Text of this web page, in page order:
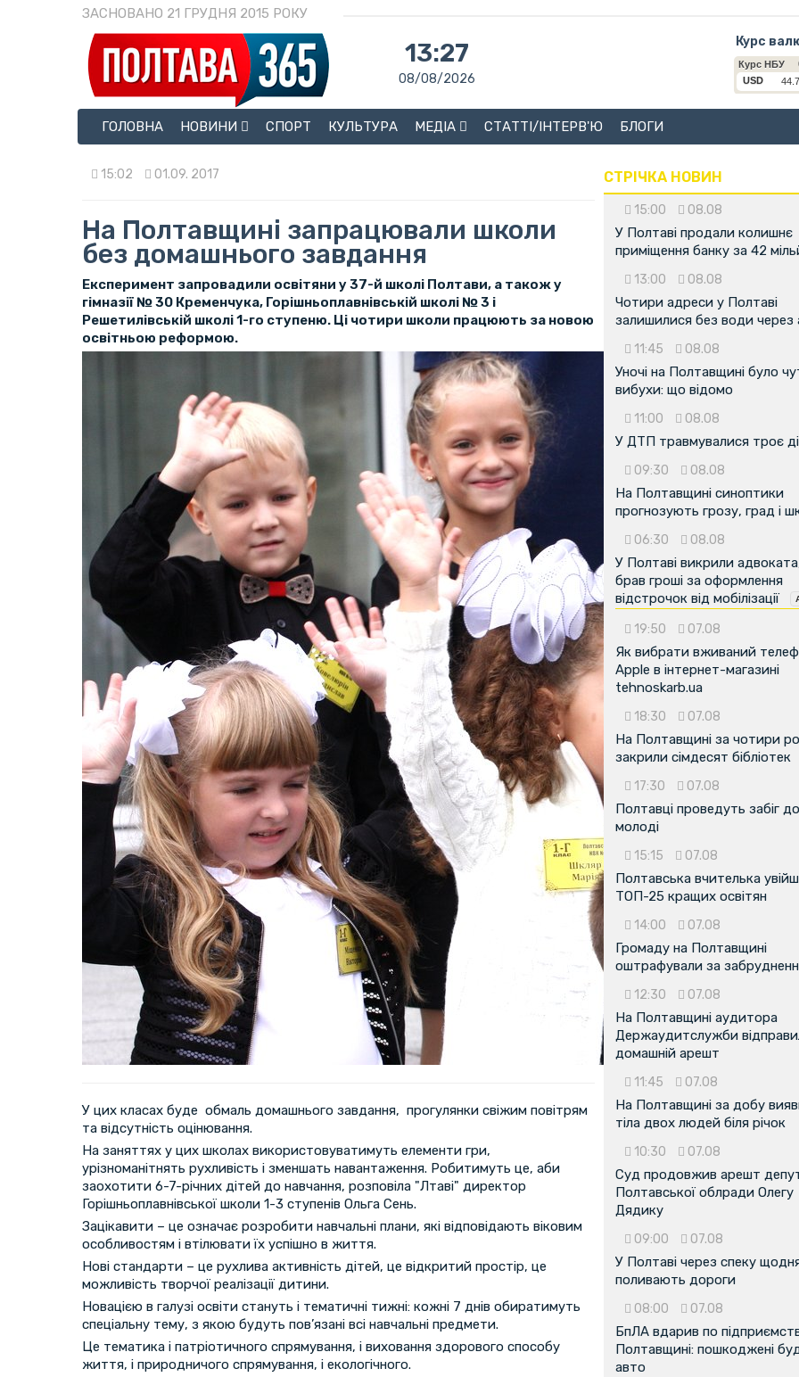
ЗАСНОВАНО 21 ГРУДНЯ 2015 РОКУ
13:27
08/08/2026
Курс
ГОЛОВНА
НОВИНИ СПОРТ КУЛЬТУРА МЕДІА СТАТТІ/ІНТЕРВ'Ю БЛОГИ
15:02 01.09. 2017
На Полтавщині запрацювали школи
без домашнього завдання
Експеримент запровадили освітяни у 37-й школі Полтави, а також у
гімназії № 30 Кременчука, Горішньоплавнівській школі № 3 і
Решетилівській школі 1-го ступеню. Ці чотири школи працюють за новою
освітньою реформою.
У цих класах буде обмаль домашнього завдання, прогулянки свіжим повітрям
та відсутність оцінювання.
На заняттях у цих школах використовуватимуть елементи гри,
урізноманітнять рухливість і зменшать навантаження. Робитимуть це, аби
заохотити 6-7-річних дітей до навчання, розповіла "Лтаві" директор
Горішньоплавнівської школи 1-3 ступенів Ольга Сень.
Зацікавити – це означає розробити навчальні плани, які відповідають віковим
особливостям і втілювати їх успішно в життя.
Нові стандарти – це рухлива активність дітей, це відкритий простір, це
можливість творчої реалізації дитини.
Новацією в галузі освіти стануть і тематичні тижні: кожні 7 днів обиратимуть
спеціальну тему, з якою будуть пов’язані всі навчальні предмети.
Це тематика і патріотичного спрямування, і виховання здорового способу
життя, і природничого спрямування, і екологічного.
СТРІЧКА НОВИН
15:00 08.08
У Полтаві продали колишнє
приміщення банку за 42
13:00 08.08
Чотири адреси у Полтаві
залишилися без води через
11:45 08.08
Уночі на Полтавщині було
вибухи: що відомо
11:00 08.08
У ДТП травмувалися троє
09:30 08.08
На Полтавщині синоптики
прогнозують грозу, град і
06:30 08.08
У Полтаві викрили
брав гроші за оформлення
відстрочок від мобілізації
19:50 07.08
Як вибрати вживаний
Apple в інтернет-магазині
tehnoskarb.ua
18:30 07.08
На Полтавщині за чотири
закрили сімдесят бібліотек
17:30 07.08
Полтавці проведуть забіг
молоді
15:15 07.08
Полтавська вчителька
ТОП-25 кращих освітян
14:00 07.08
Громаду на Полтавщині
оштрафували за
12:30 07.08
На Полтавщині аудитора
Держаудитслужби
домашній арешт
11:45 07.08
На Полтавщині за добу
тіла двох людей біля річок
10:30 07.08
Суд продовжив арешт
Полтавської облради Олегу
Дядику
09:00 07.08
У Полтаві через спеку
поливають дороги
08:00 07.08
БпЛА вдарив по
Полтавщині: пошкоджені
авто